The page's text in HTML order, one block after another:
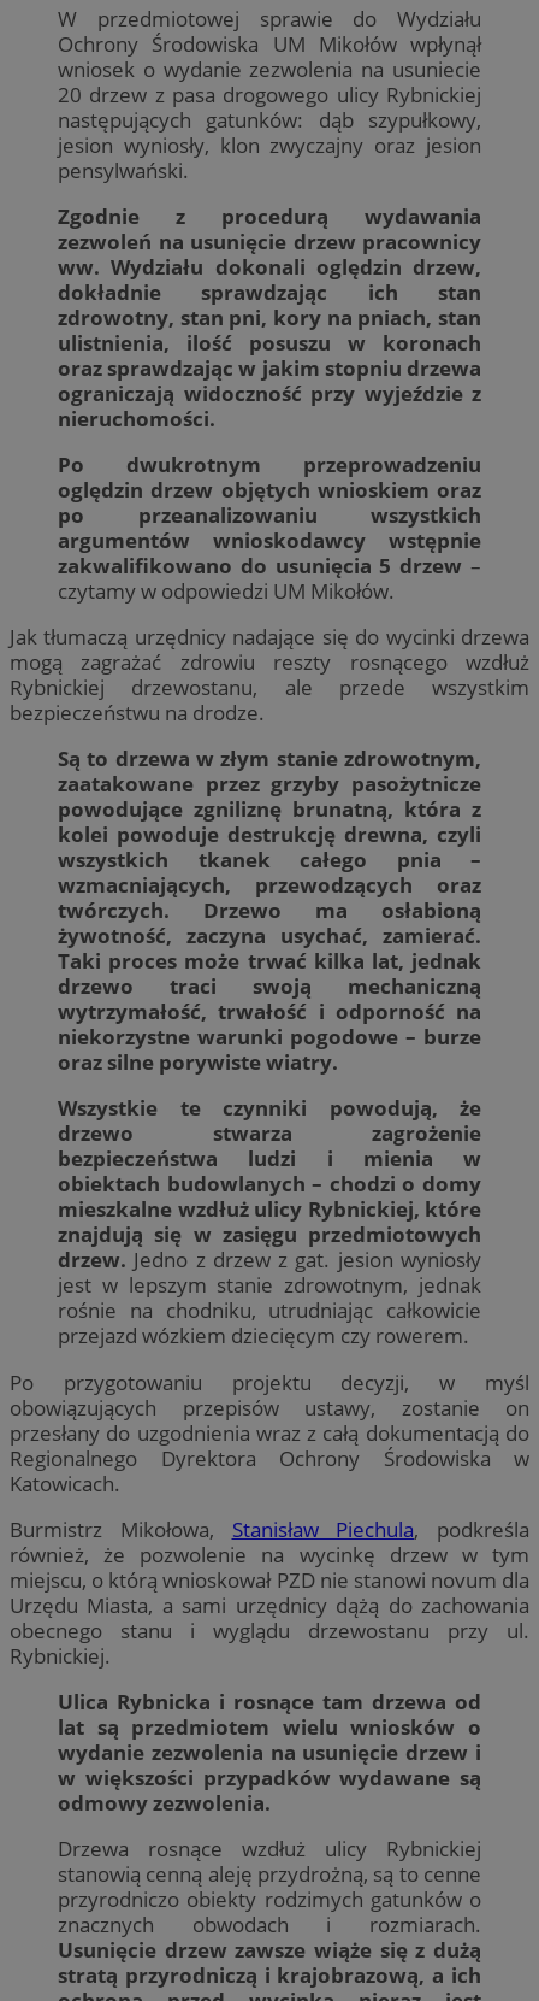
W przedmiotowej sprawie do Wydziału
Ochrony Środowiska UM Mikołów wpłynął
wniosek o wydanie zezwolenia na usuniecie
20 drzew z pasa drogowego ulicy Rybnickiej
następujących gatunków: dąb szypułkowy,
jesion wyniosły, klon zwyczajny oraz jesion
pensylwański.
Zgodnie z procedurą wydawania
zezwoleń na usunięcie drzew pracownicy
ww. Wydziału dokonali oględzin drzew,
dokładnie sprawdzając ich stan
zdrowotny, stan pni, kory na pniach, stan
ulistnienia, ilość posuszu w koronach
oraz sprawdzając w jakim stopniu drzewa
ograniczają widoczność przy wyjeździe z
nieruchomości.
Po dwukrotnym przeprowadzeniu
oględzin drzew objętych wnioskiem oraz
po przeanalizowaniu wszystkich
argumentów wnioskodawcy wstępnie
zakwalifikowano do usunięcia 5 drzew –
czytamy w odpowiedzi UM Mikołów.
Jak tłumaczą urzędnicy nadające się do wycinki drzewa
mogą zagrażać zdrowiu reszty rosnącego wzdłuż
Rybnickiej drzewostanu, ale przede wszystkim
bezpieczeństwu na drodze.
Są to drzewa w złym stanie zdrowotnym,
zaatakowane przez grzyby pasożytnicze
powodujące zgniliznę brunatną, która z
kolei powoduje destrukcję drewna, czyli
wszystkich tkanek całego pnia –
wzmacniających, przewodzących oraz
twórczych. Drzewo ma osłabioną
żywotność, zaczyna usychać, zamierać.
Taki proces może trwać kilka lat, jednak
drzewo traci swoją mechaniczną
wytrzymałość, trwałość i odporność na
niekorzystne warunki pogodowe – burze
oraz silne porywiste wiatry.
Wszystkie te czynniki powodują, że
drzewo stwarza zagrożenie
bezpieczeństwa ludzi i mienia w
obiektach budowlanych – chodzi o domy
mieszkalne wzdłuż ulicy Rybnickiej, które
znajdują się w zasięgu przedmiotowych
drzew. Jedno z drzew z gat. jesion wyniosły
jest w lepszym stanie zdrowotnym, jednak
rośnie na chodniku, utrudniając całkowicie
przejazd wózkiem dziecięcym czy rowerem.
Po przygotowaniu projektu decyzji, w myśl
obowiązujących przepisów ustawy, zostanie on
przesłany do uzgodnienia wraz z całą dokumentacją do
Regionalnego Dyrektora Ochrony Środowiska w
Katowicach.
Burmistrz Mikołowa, Stanisław Piechula, podkreśla
również, że pozwolenie na wycinkę drzew w tym
miejscu, o którą wnioskował PZD nie stanowi novum dla
Urzędu Miasta, a sami urzędnicy dążą do zachowania
obecnego stanu i wyglądu drzewostanu przy ul.
Rybnickiej.
Ulica Rybnicka i rosnące tam drzewa od
lat są przedmiotem wielu wniosków o
wydanie zezwolenia na usunięcie drzew i
w większości przypadków wydawane są
odmowy zezwolenia.
Drzewa rosnące wzdłuż ulicy Rybnickiej
stanowią cenną aleję przydrożną, są to cenne
przyrodniczo obiekty rodzimych gatunków o
znacznych obwodach i rozmiarach.
Usunięcie drzew zawsze wiąże się z dużą
stratą przyrodniczą i krajobrazową, a ich